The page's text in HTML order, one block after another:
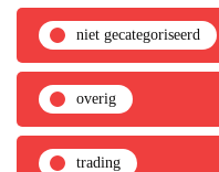
niet gecategoriseerd
overig
trading